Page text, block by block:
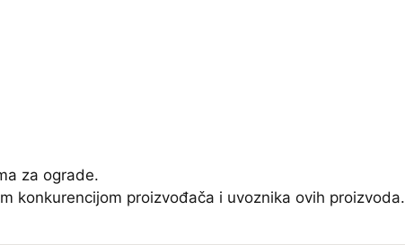
za ograde.
konkurencijom proizvođača i uvoznika ovih proizvoda.